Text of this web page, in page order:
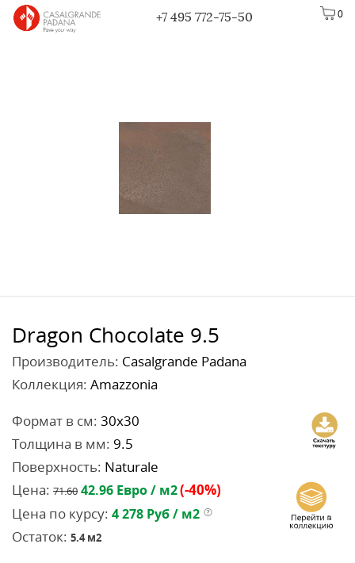
0
+7 495 772-75-50
Dragon Chocolate 9.5
Производитель: Casalgrande Padana
Коллекция: Amazzonia
Формат в см: 30x30
Толщина в мм: 9.5
Поверхность: Naturale
Цена: 71.60 42.96 Евро / м2(-40%)
Цена по курсу: 4 278 Руб / м2
Остаток: 5.4м2